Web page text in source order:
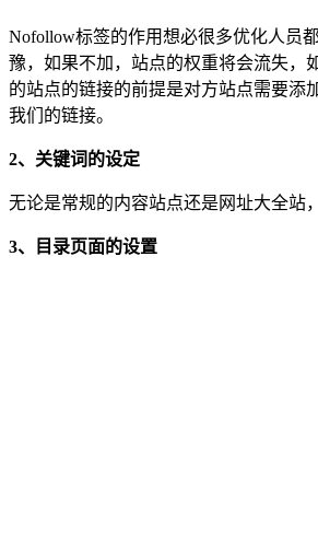
Nofollow标签的作用想必很多优化人员
豫，如果不加，站点的权重将会流失，
的站点的链接的前提是对方站点需要添
我们的链接。
2、关键词的设定
无论是常规的内容站点还是网址大全站
3、目录页面的设置